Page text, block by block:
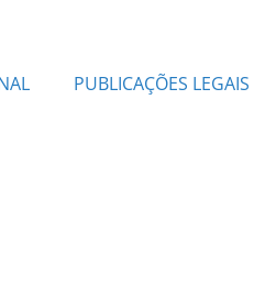
PUBLICAÇÕES LEGAIS